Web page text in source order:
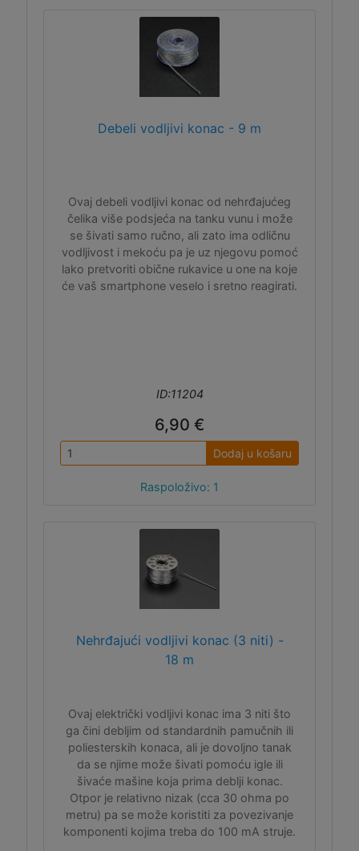
Debeli vodljivi konac - 9 m
Ovaj debeli vodljivi konac od nehrđajućeg
čelika više podsjeća na tanku vunu i može
se šivati samo ručno, ali zato ima odličnu
vodljivost i mekoću pa je uz njegovu pomoć
lako pretvoriti obične rukavice u one na koje
će vaš smartphone veselo i sretno reagirati.
ID:11204
6,90 €
Dodaj u košaru
Raspoloživo: 1
Nehrđajući vodljivi konac (3 niti) -
18 m
Ovaj električki vodljivi konac ima 3 niti što
ga čini debljim od standardnih pamučnih ili
poliesterskih konaca, ali je dovoljno tanak
da se njime može šivati pomoću igle ili
šivaće mašine koja prima deblji konac.
Otpor je relativno nizak (cca 30 ohma po
metru) pa se može koristiti za povezivanje
komponenti kojima treba do 100 mA struje.